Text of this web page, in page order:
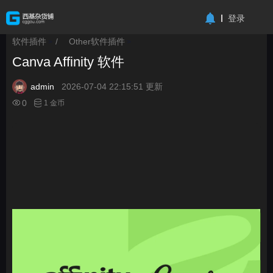
登录
软件插件 / Other软件插件
Canva Affinity 软件
admin
2026-07-04 22:15:51 更新
0
1 金币